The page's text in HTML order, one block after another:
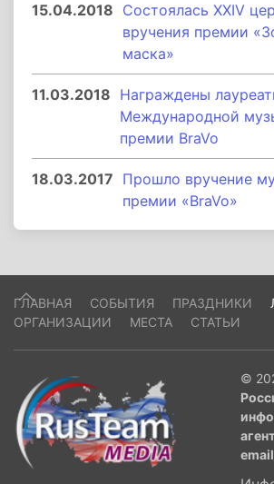
15.04.2018 Состоялась XXIV
вручения премии
маска»
11.03.2018 Награждены
Международной
премии BraVo
18.03.2017 Прошло вручение
премии «BraVo»
ГЛАВНАЯ СОБЫТИЯ ПРАЗДНИКИ
ОРГАНИЗАЦИИ
МЕСТА СТАТЬИ
©